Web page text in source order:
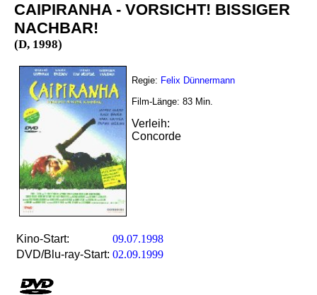
CAIPIRANHA - VORSICHT! BISSIGER
NACHBAR!
(D, 1998)
Regie: Felix Dünnermann
Film-Länge: 83 Min.
Verleih:
Concorde
Kino-Start:
09.07.1998
DVD/Blu-ray-Start: 02.09.1999